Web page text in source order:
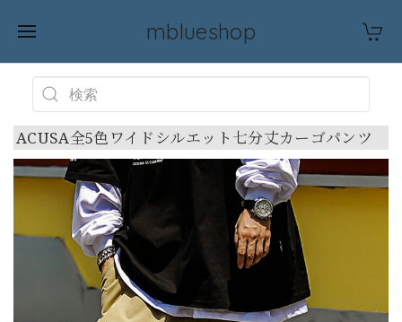
mblueshop
ACUSA全5色ワイドシルエット七分丈カーゴパンツ